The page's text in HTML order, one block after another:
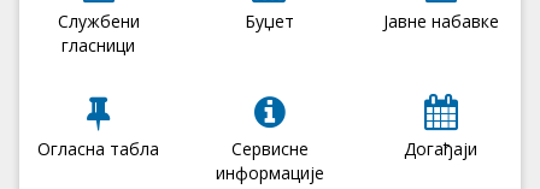
Службени
гласници
Буџет Јавне набавке
Огласна табла
Сервисне
информације
Догађаји